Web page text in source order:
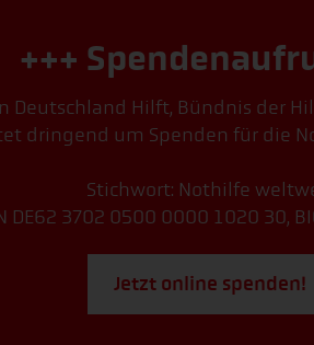
+++
Deutschland Hilft, Bündnis der
dringend um Spenden für die
Stichwort: Nothilfe
DE62 3702 0500 0000 1020 30,
Jetzt online spenden!